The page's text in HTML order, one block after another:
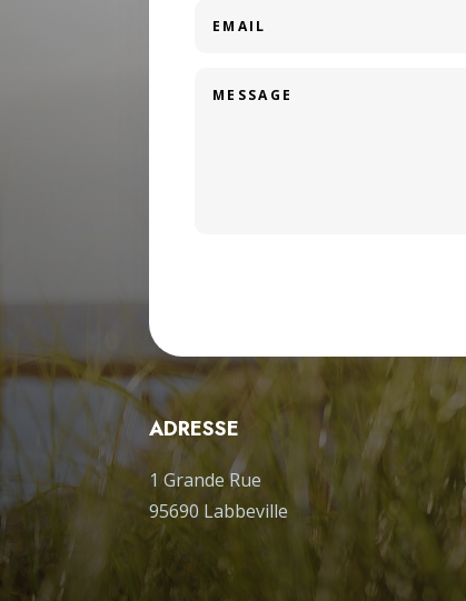
ADRESSE
1 Grande Rue
95690 Labbeville